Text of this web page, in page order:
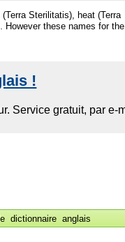
Sterilitatis), heat (Terra
However these names for the
dictionnaire anglais